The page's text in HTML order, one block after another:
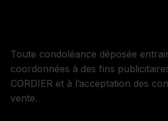
Toute condoléance déposée
coordonnées à des fins
CORDIER et à l’acceptation des
vente.